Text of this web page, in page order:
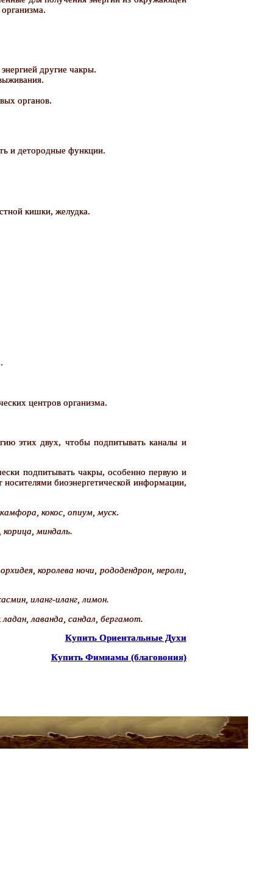
другие чакры.
органов.
и детородные функции.
кишки, желудка.
центров организма.
этих двух, чтобы подпитывать каналы и
подпитывать чакры, особенно первую и
биоэнергетической информации,
кокос, опиум, муск.
миндаль.
королева ночи, рододендрон, нероли,
иланг-иланг, лимон.
ладан, лаванда, сандал, бергамот.
Купить Ориентальные Духи
Купить Фимиамы (благовония)